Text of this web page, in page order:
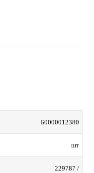
Б0000012380
шт
229787 /